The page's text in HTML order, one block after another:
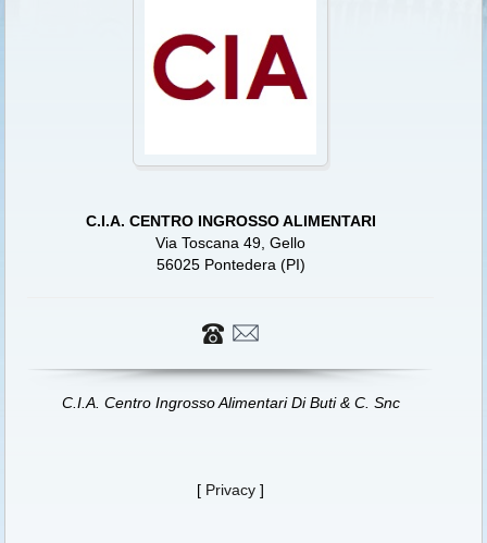
C.I.A. CENTRO INGROSSO ALIMENTARI
Via Toscana 49, Gello
56025 Pontedera (PI)
C.I.A. Centro Ingrosso Alimentari Di Buti & C. Snc
[ Privacy ]